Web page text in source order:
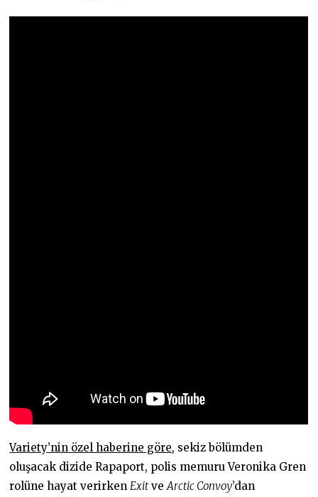
Variety’nin özel haberine göre, sekiz bölümden
oluşacak dizide Rapaport, polis memuru Veronika Gren
rolüne hayat verirken Exit veArctic Convoy’dan